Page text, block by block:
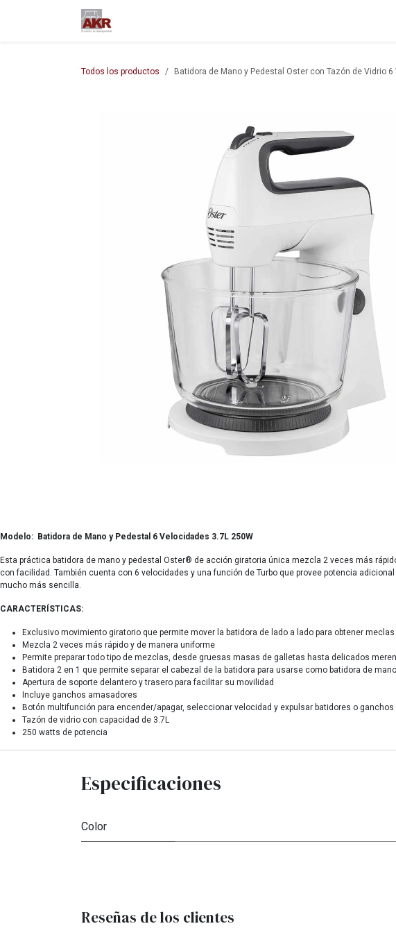
Todos los productos Batidora de Mano y Pedestal Oster con Tazón de Vidrio
Modelo: Batidora de Mano y Pedestal 6 Velocidades 3.7L 250W
Esta práctica batidora de mano y pedestal Oster® de acción giratoria única mezcla 2 veces más
con facilidad. También cuenta con 6 velocidades y una función de Turbo que provee potencia
mucho más sencilla.
CARACTERÍSTICAS:
Exclusivo movimiento giratorio que permite mover la batidora de lado a lado para obtener
Mezcla 2 veces más rápido y de manera uniforme
Permite preparar todo tipo de mezclas, desde gruesas masas de galletas hasta delicados
Batidora 2 en 1 que permite separar el cabezal de la batidora para usarse como batidora de mano
Apertura de soporte delantero y trasero para facilitar su movilidad
Incluye ganchos amasadores
Botón multifunción para encender/apagar, seleccionar velocidad y expulsar batidores o
Tazón de vidrio con capacidad de 3.7L
250 watts de potencia
Especificaciones
Color
Reseñas de los clientes